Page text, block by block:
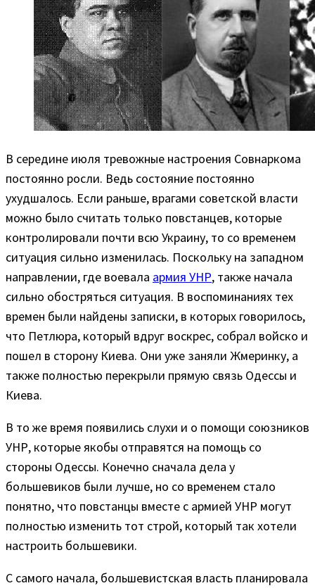
В середине июля тревожные настроения Совнаркома
постоянно росли. Ведь состояние постоянно
ухудшалось. Если раньше, врагами советской власти
можно было считать только повстанцев, которые
контролировали почти всю Украину, то со временем
ситуация сильно изменилась. Поскольку на западном
направлении, где воевала армия УНР, также начала
сильно обостряться ситуация. В воспоминаниях тех
времен были найдены записки, в которых говорилось,
что Петлюра, который вдруг воскрес, собрал войско и
пошел в сторону Киева. Они уже заняли Жмеринку, а
также полностью перекрыли прямую связь Одессы и
Киева.
В то же время появились слухи и о помощи союзников
УНР, которые якобы отправятся на помощь со
стороны Одессы. Конечно сначала дела у
большевиков были лучше, но со временем стало
понятно, что повстанцы вместе с армией УНР могут
полностью изменить тот строй, который так хотели
настроить большевики.
С самого начала, большевистская власть планировала